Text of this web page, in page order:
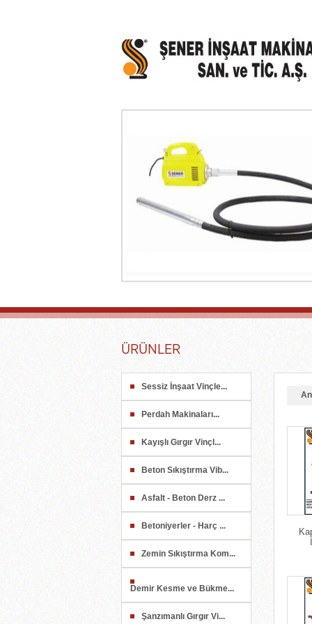
ÜRÜNLER
Sessiz İnşaat Vinçle...
Perdah Makinaları...
Kayışlı Gırgır Vinçl...
Beton Sıkıştırma Vib...
Asfalt - Beton Derz ...
Betoniyerler - Harç ...
Zemin Sıkıştırma Kom...
Demir Kesme ve Bükme...
Şanzımanlı Gırgır Vi...